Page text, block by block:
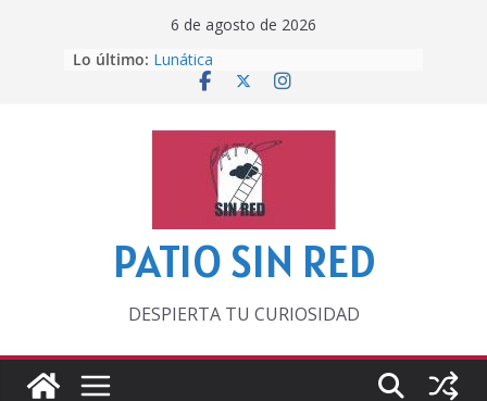
6 de agosto de 2026
Lo último: Lunática
Pero, hasta entonces…
‘La broma infinita’ de recomendar
lecturas veraniegas
Otra del Mundial
PATIO SIN RED
DESPIERTA TU CURIOSIDAD